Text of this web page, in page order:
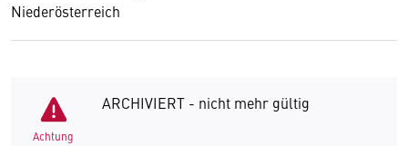
Niederösterreich
Achtung
ARCHIVIERT - nicht mehr gültig